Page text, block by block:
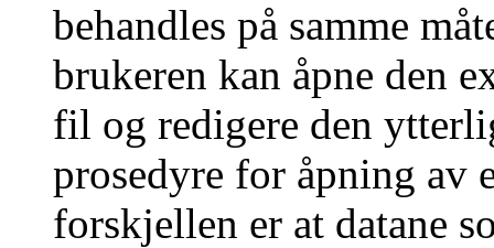
behandles på samme
brukeren kan åpne den
fil og redigere den
prosedyre for åpning av
forskjellen er at datane